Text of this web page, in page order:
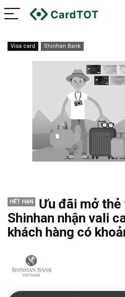
Visa card Shinhan Bank
HẾT HẠN
Ưu đãi mở
Shinhan nhận vali
khách hàng có